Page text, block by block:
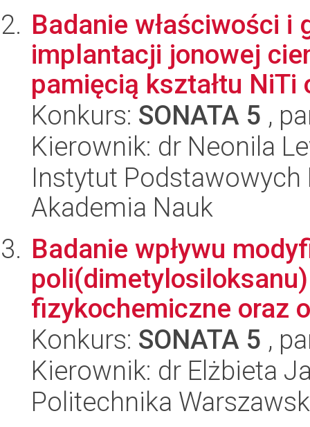
Badanie właściwości i
implantacji jonowej
pamięcią kształtu NiTi
Konkurs: SONATA 5 ,
Kierownik: dr Neonila
Instytut
Akademia Nauk
Badanie wpływu
fizykochemiczne oraz
Konkurs: SONATA 5 ,
Kierownik: dr Elżbieta
Politechnika